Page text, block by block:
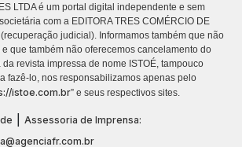
LTDA é um portal digital independente e sem
com a EDITORA TRES COMÉRCIO DE
(recuperação judicial). Informamos também que não
que também não oferecemos cancelamento do
revista impressa de nome ISTOÉ, tampouco
fazê-lo, nos responsabilizamos apenas pelo
istoe.com.br” e seus respectivos sites.
Assessoria de Imprensa: